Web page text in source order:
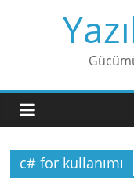
c# for kullanımı